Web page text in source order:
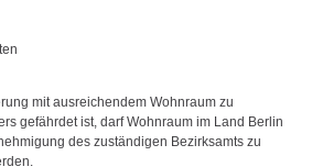
mit ausreichendem Wohnraum zu
gefährdet ist, darf Wohnraum im Land Berlin
des zuständigen Bezirksamts zu